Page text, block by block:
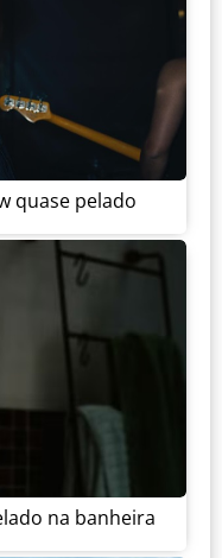
quase pelado
na banheira